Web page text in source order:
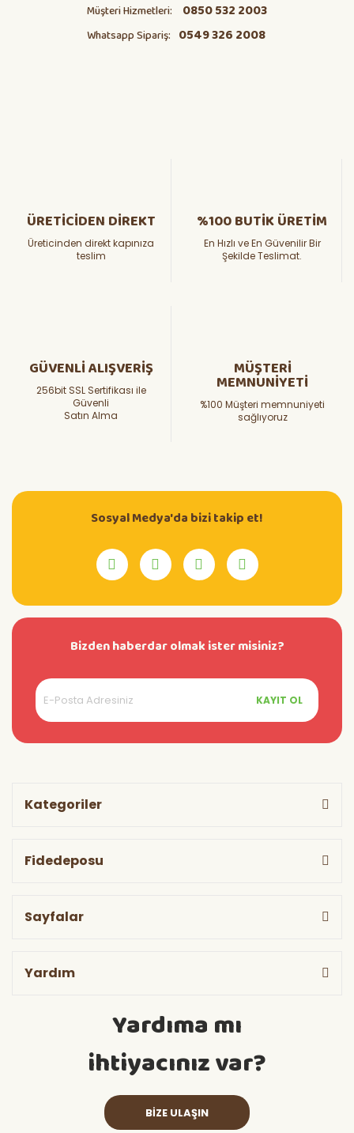
Müşteri Hizmetleri: 0850 532 2003
Whatsapp Sipariş: 0549 326 2008
ÜRETİCİDEN DİREKT
Üreticinden direkt kapınıza
teslim
%100 BUTİK ÜRETİM
En Hızlı ve En Güvenilir Bir
Şekilde Teslimat.
GÜVENLİ ALIŞVERİŞ
256bit SSL Sertifikası ile
Güvenli
Satın Alma
MÜŞTERİ
MEMNUNİYETİ
%100 Müşteri memnuniyeti
sağlıyoruz
Sosyal Medya'da bizi takip et!
Bizden haberdar olmak ister misiniz?
KAYIT OL
Kategoriler
Fidedeposu
Sayfalar
Yardım
Yardıma mı
ihtiyacınız var?
BİZE ULAŞIN